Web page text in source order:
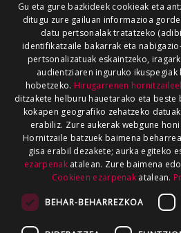
Gu eta gure bazkideek cookieak eta
ditugu zure gailuan informazioa
datu pertsonalak tratatzeko
identifikatzaile bakarrak eta
pertsonalizatuak eskaintzeko,
audientziaren inguruko
hobetzeko. Hirugarrenen
ditzakete helburu hauetarako eta beste
kokapen geografiko zehatzeko
erabiliz. Zure aukerak webgune
Hornitzaile batzuek baimena
gisa erabil dezakete; aurka egiteko
ezarpenakatalean. Zure baimena
Cookieen ezarpenak atalean.
BEHAR-BEHARREZKOA